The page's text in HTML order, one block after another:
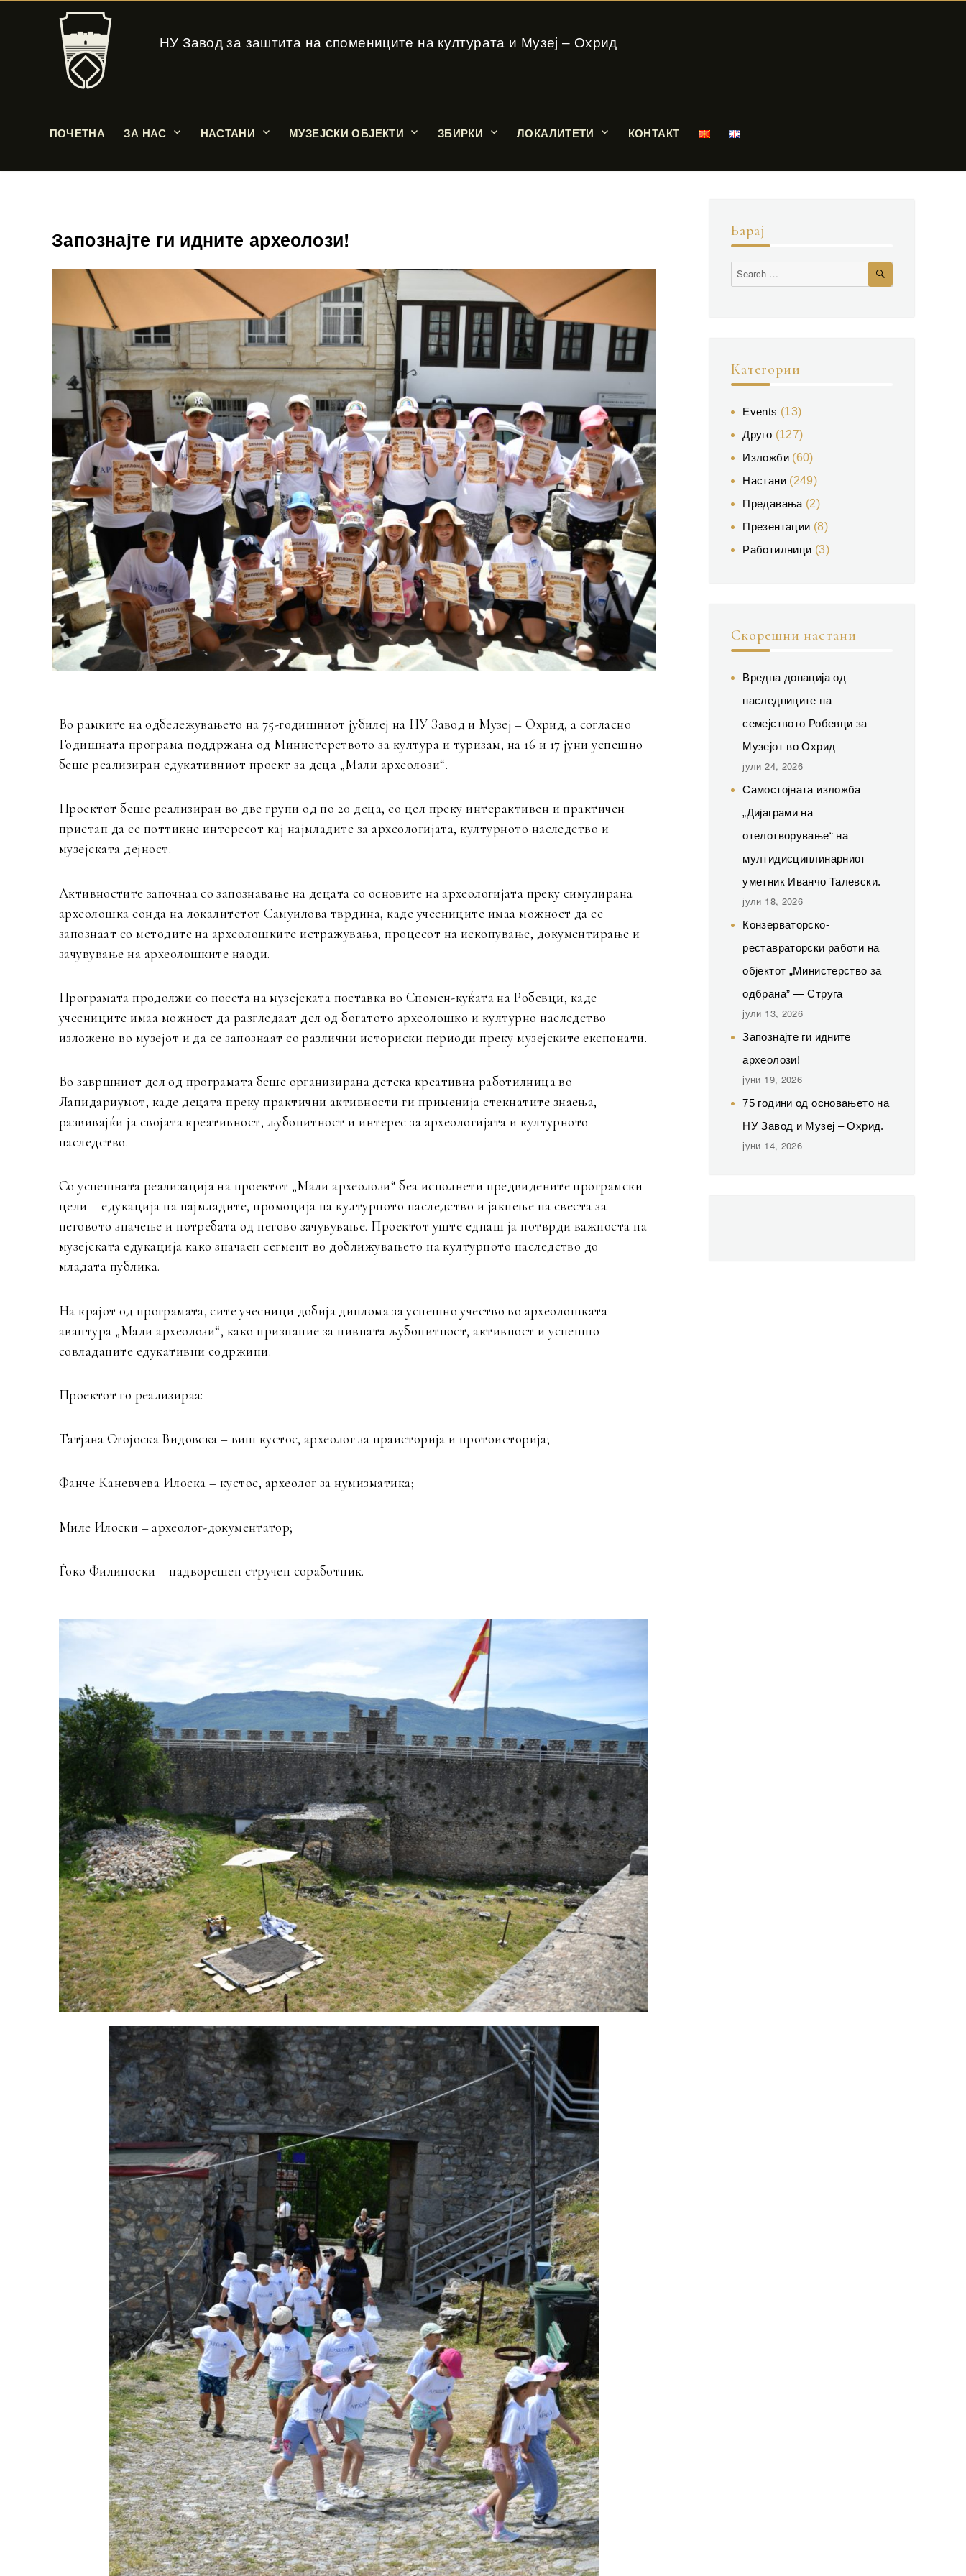
НУ Завод за заштита на спомениците на културата и Музеј – Охрид
ПОЧЕТНА ЗА НАС НАСТАНИ МУЗЕЈСКИ ОБЈЕКТИ ЗБИРКИ ЛОКАЛИТЕТИ КОНТАКТ
Запознајте ги идните археолози!
Во рамките на одбележувањето на 75-годишниот јубилеј на НУ Завод и Музеј – Охрид, а согласно
Годишната програма поддржана од Министерството за култура и туризам, на 16 и 17 јуни успешно
беше реализиран едукативниот проект за деца „Мали археолози“.
Проектот беше реализиран во две групи од по 20 деца, со цел преку интерактивен ипрактичен
пристап да се поттикне интересот кај најмладите за археологијата,културното наследство и
музејската дејност.
Активностите започнаа со запознавање на децата со основите на археологијата преку симулирана
археолошка сонда на локалитетот Самуилова тврдина, каде учесниците имаа можност да се
запознаат со методите на археолошките истражувања,процесот на ископување, документирање и
зачувување на археолошките наоди.
Програмата продолжи со посета на музејската поставка во Спомен-куќата на Робевци, каде
учесниците имаа можност да разгледаат дел од богатото археолошко и културно наследство
изложено во музејот и да се запознаат со различни историски периоди преку музејските експонати.
Во завршниот дел од програмата беше организирана детска креативна работилницаво
Лапидариумот, каде децата преку практични активности ги применија стекнатите знаења,
развивајќи ја својата креативност, љубопитност и интерес за археологијата икултурното
наследство.
Со успешната реализација на проектот „Мали археолози“ беа исполнети предвиденитепрограмски
цели – едукација на најмладите, промоција на културното наследство и јакнење на свеста за
неговото значење и потребата од негово зачувување. Проектот уште еднаш ја потврди важноста на
музејската едукација како значаен сегмент водоближувањето на културното наследство до
младата публика.
На крајот од програмата, сите учесници добија диплома за успешно учество во археолошката
авантура „Мали археолози“, како признание за нивната љубопитност,активност и успешно
совладаните едукативни содржини.
Проектот го реализираа:
Татјана Стојоска Видовска – виш кустос, археолог за праисторија и протоисторија;
Фанче Каневчева Илоска – кустос, археолог за нумизматика;
Миле Илоски – археолог-документатор;
Ѓоко Филипоски – надворешен стручен соработник.
Барај
Категории
Events (13)
Друго (127)
Изложби(60)
Настани(249)
Предавања (2)
Презентации (8)
Работилници (3)
Скорешни настани
Вредна донација од
наследниците на
семејството Робевци за
Музејот во Охрид
јули 24, 2026
Самостојната изложба
„Дијаграми на
отелотворување“ на
мултидисциплинарниот
уметник Иванчо Талевски.
јули 18, 2026
Конзерваторско-
реставраторски работи на
објектот „Министерство за
одбрана” — Струга
јули 13, 2026
Запознајте ги идните
археолози!
јуни 19, 2026
75 години од основањето на
НУ Завод и Музеј – Охрид.
јуни 14, 2026